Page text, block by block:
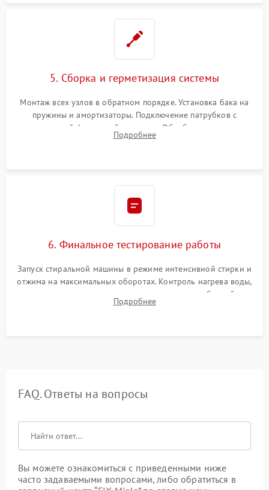
5. Сборка и герметизация системы
Монтаж всех узлов в обратном порядке. Установка бака на
пружины и амортизаторы. Подключение патрубков с
надежной фиксацией хомутами. Обработка стыков
герметиком для предотвращения возможных протечек воды.
Подробнее
6. Финальное тестирование работы
Запуск стиральной машины в режиме интенсивной стирки и
отжима на максимальных оборотах. Контроль нагрева воды,
корректности слива, отсутствия излишних вибраций,
посторонних стуков и протечек под корпусом.
Подробнее
FAQ. Ответы на вопросы
Вы можете ознакомиться с приведенными ниже
часто задаваемыми вопросами, либо обратиться в